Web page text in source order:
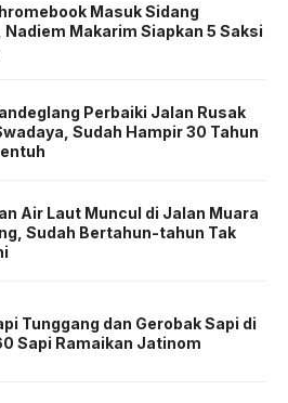
Masuk Sidang
Nadiem Makarim Siapkan 5 Saksi
Perbaiki Jalan Rusak
Sudah Hampir 30 Tahun
Air Laut Muncul di Jalan Muara
Sudah Bertahun-tahun Tak
Tunggang dan Gerobak Sapi di
Sapi Ramaikan Jatinom